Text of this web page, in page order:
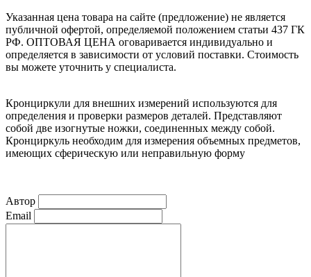
Указанная цена товара на сайте (предложение) не является
публичной офертой, определяемой положением статьи 437 ГК
РФ. ОПТОВАЯ ЦЕНА оговаривается индивидуально и
определяется в зависимости от условий поставки. Стоимость
вы можете уточнить у специалиста.
Кронциркули для внешних измерений используются для
определения и проверки размеров деталей. Представляют
собой две изогнутые ножки, соединенных между собой.
Кронциркуль необходим для измерения объемных предметов,
имеющих сферическую или неправильную форму
Автор
Email